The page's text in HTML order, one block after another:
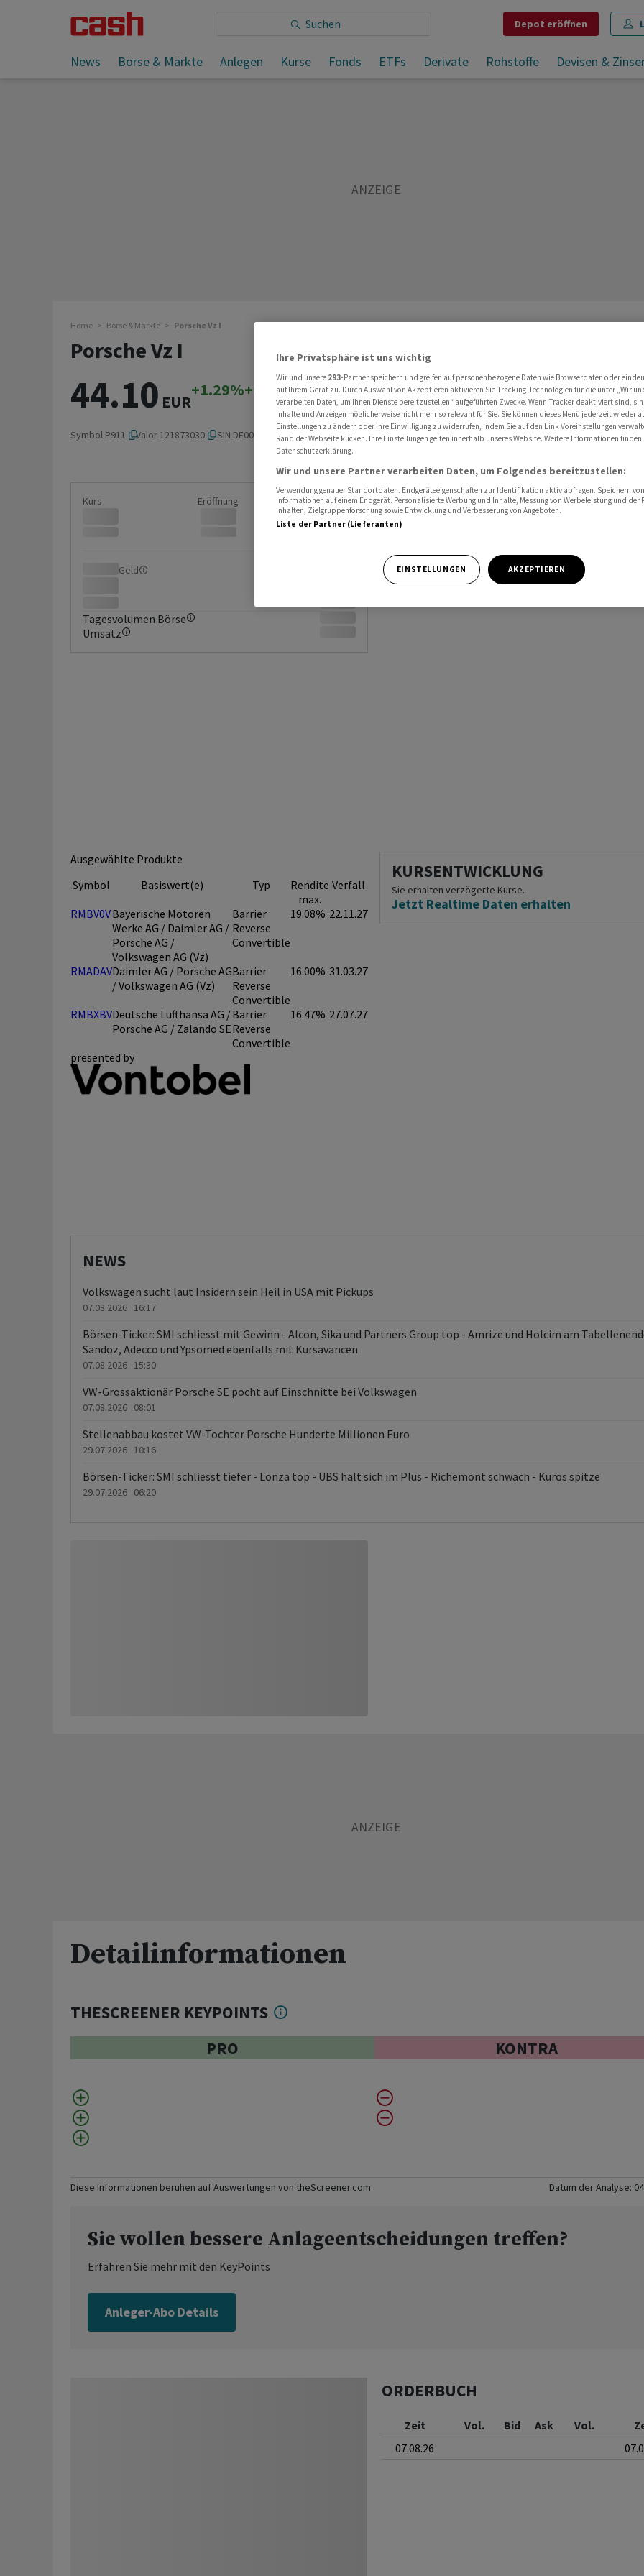
Depot eröffnen
News Börse & Märkte Anlegen Kurse Fonds ETFs Derivate Rohstoffe Devisen &
Home Börse & Märkte Porsche Vz I
Porsche Vz I
44.10 EUR
+1.29%+0.56
Symbol P911 Valor 121873030 ISIN DE000PAG9113
Kurs Eröffnung Vortag
Geld
Tagesvolumen Börse
Umsatz
KURSENTWICKLUNG
Sie erhalten verzögerte Kurse.
Jetzt Realtime Daten erhalten
Ausgewählte Produkte
Symbol
Basiswert(e) Typ
Rendite
max.
Verfall
RMBV0VBayerische Motoren
Werke AG / Daimler AG /
Porsche AG /
Volkswagen AG (Vz)
Barrier
Reverse
Convertible
19.08% 22.11.27
RMADAVDaimler AG / Porsche AG
/ Volkswagen AG (Vz)
Barrier
Reverse
Convertible
16.00% 31.03.27
RMBXBVDeutsche Lufthansa AG /
Porsche AG / Zalando SE
Barrier
Reverse
Convertible
16.47% 27.07.27
presented by
NEWS
Volkswagen sucht laut Insidern sein Heil in USA mit Pickups
07.08.2026 16:17
Börsen-Ticker: SMI schliesst mit Gewinn - Alcon, Sika und Partners Group top - Amrize und Holcim am
Sandoz, Adecco und Ypsomed ebenfalls mit Kursavancen
07.08.2026 15:30
VW-Grossaktionär Porsche SE pocht auf Einschnitte bei Volkswagen
07.08.2026 08:01
Stellenabbau kostet VW-Tochter Porsche Hunderte Millionen Euro
29.07.2026 10:16
Börsen-Ticker: SMI schliesst tiefer - Lonza top - UBS hält sich im Plus - Richemont schwach - Kuros spitze
29.07.2026 06:20
Detailinformationen
THESCREENER KEYPOINTS
PRO
KONTRA
Diese Informationen beruhen auf Auswertungen von theScreener.com Datum der Analyse:
Sie wollen bessere Anlageentscheidungen treffen?
Erfahren Sie mehr mit den KeyPoints
Anleger-Abo Details
ORDERBUCH
Zeit Vol. Bid Ask Vol.
07.08.26
Ihre Privatsphäre ist uns wichtig
Wir und unsere 293-Partner speichern und greifen auf personenbezogene Daten wie Browserdaten oder
auf Ihrem Gerät zu. Durch Auswahl von Akzeptieren aktivieren Sie Tracking-Technologien für die unter „Wir
verarbeiten Daten, um Ihnen Dienste bereitzustellen“ aufgeführten Zwecke. Wenn Tracker deaktiviert sind,
Inhalte und Anzeigen möglicherweise nicht mehr so relevant für Sie. Sie können dieses Menü jederzeit wieder
Einstellungen zu ändern oder Ihre Einwilligung zu widerrufen, indem Sie auf den Link Voreinstellungen
Rand der Webseite klicken. Ihre Einstellungen gelten innerhalb unseres Website. Weitere Informationen finden
Datenschutzerklärung.
Wir und unsere Partner verarbeiten Daten, um Folgendes bereitzustellen:
Verwendung genauer Standortdaten. Endgeräteeigenschaften zur Identifikation aktiv abfragen. Speichern
Informationen auf einem Endgerät. Personalisierte Werbung und Inhalte, Messung von Werbeleistung und der
Inhalten, Zielgruppenforschung sowie Entwicklung und Verbesserung von Angeboten.
Liste der Partner (Lieferanten)
EINSTELLUNGEN AKZEPTIEREN